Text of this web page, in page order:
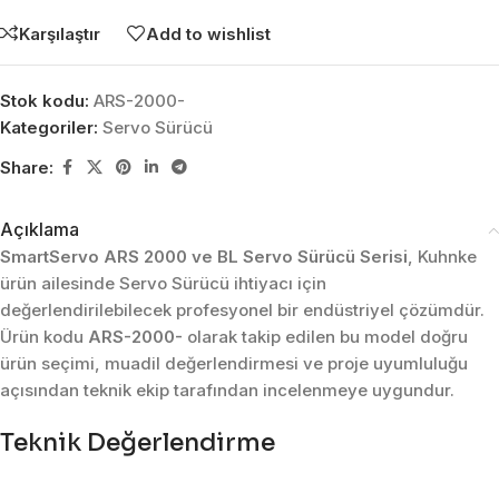
Karşılaştır Add to wishlist
Stok kodu: ARS-2000-
Kategoriler: Servo Sürücü
Share:
Açıklama
SmartServo ARS 2000 ve BL Servo Sürücü Serisi, Kuhnke
ürün ailesinde Servo Sürücü ihtiyacı için
değerlendirilebilecek profesyonel bir endüstriyel çözümdür.
Ürün kodu ARS-2000- olarak takip edilen bu model doğru
ürün seçimi, muadil değerlendirmesi ve proje uyumluluğu
açısından teknik ekip tarafından incelenmeye uygundur.
Teknik Değerlendirme